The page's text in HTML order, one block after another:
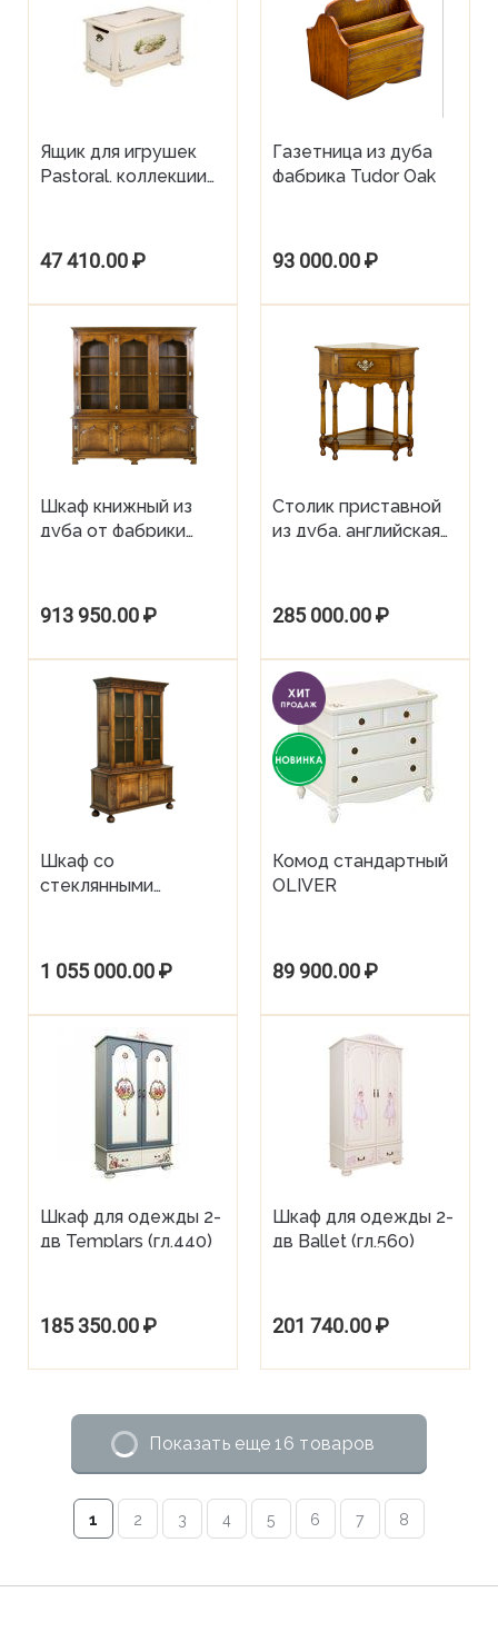
Ящик для игрушек
Pastoral, коллекции
47 410.00₽
Газетница из дуба
фабрика Tudor Oak
93 000.00₽
Шкаф книжный из
дуба от фабрики
913 950.00₽
Столик приставной
из дуба, английская
285 000.00₽
Шкаф со
стеклянными
1 055 000.00₽
Комод стандартный
OLIVER
89 900.00₽
Шкаф для одежды 2-
дв Templars (гл.440)
185 350.00₽
Шкаф для одежды 2-
дв Ballet (гл.560)
201 740.00₽
Показать еще 16 товаров
1 2 3 4 5 6 7 8